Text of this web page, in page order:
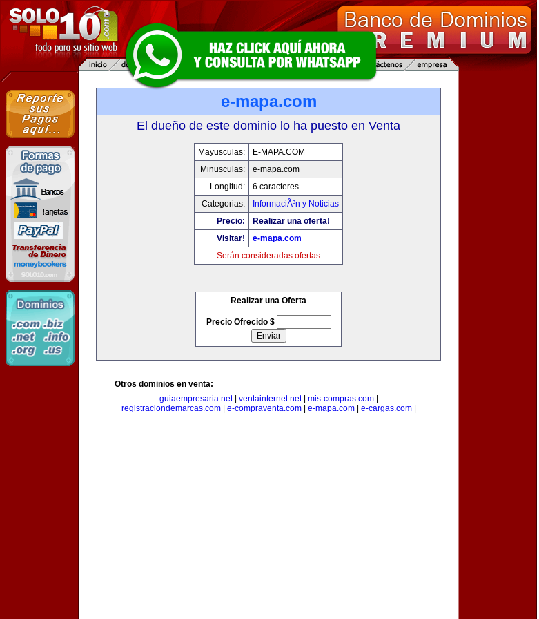
e-mapa.com
El dueño de este dominio lo ha puesto en Venta
Mayusculas:
E-MAPA.COM
Minusculas:
e-mapa.com
Longitud:
6 caracteres
Categorias:
InformaciÃ³n y Noticias
Precio:
Realizar una oferta!
Visitar!
e-mapa.com
Serán consideradas ofertas
Realizar una Oferta
Precio Ofrecido $
Otros dominios en venta:
guiaempresaria.net| ventainternet.net| mis-compras.com|
registraciondemarcas.com| e-compraventa.com| e-mapa.com| e-cargas.com|